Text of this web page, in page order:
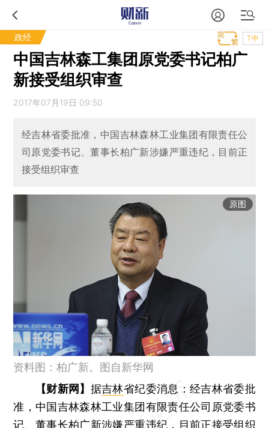
政经 T中
中国吉林森工集团原党委书记柏广
新接受组织审查
2017年07月19日 09:50
经吉林省委批准，中国吉林森林工业集团有限责任公
司原党委书记、董事长柏广新涉嫌严重违纪，目前正
接受组织审查
原图
资料图：柏广新。图自新华网
【财新网】 据吉林省纪委消息：经吉林省委批
准，中国吉林森林工业集团有限责任公司原党委书
记、董事长柏广新涉嫌严重违纪，目前正接受组织